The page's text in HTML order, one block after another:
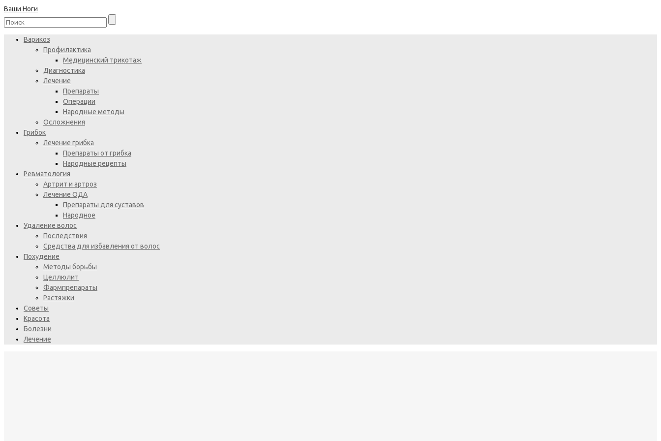
Ваши Ноги
Варикоз
Профилактика
Медицинский трикотаж
Диагностика
Лечение
Препараты
Операции
Народные методы
Осложнения
Грибок
Лечение грибка
Препараты от грибка
Народные рецепты
Ревматология
Артрит и артроз
Лечение ОДА
Препараты для суставов
Народное
Удаление волос
Последствия
Средства для избавления от волос
Похудение
Методы борьбы
Целлюлит
Фармпрепараты
Растяжки
Советы
Красота
Болезни
Лечение